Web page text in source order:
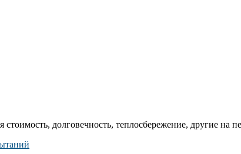
долговечность, теплосбережение, другие на